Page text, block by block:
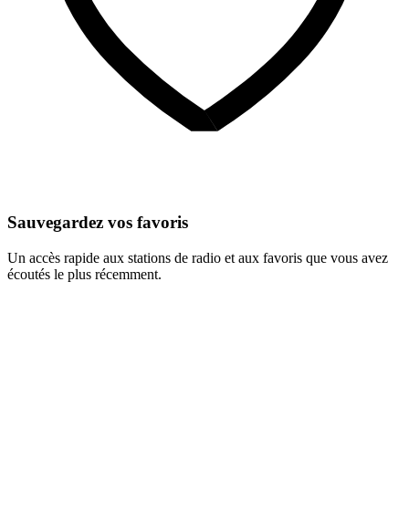
Sauvegardez vos favoris
Un accès rapide aux stations de radio et aux favoris que vous avez
écoutés le plus récemment.